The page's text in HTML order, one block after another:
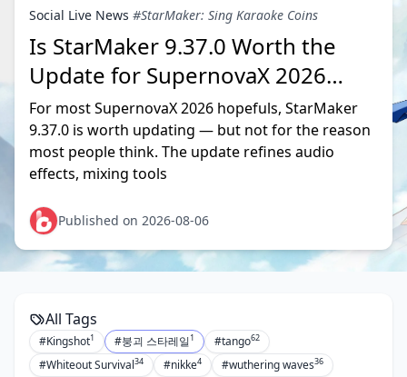
Social Live News #StarMaker: Sing Karaoke Coins
Is StarMaker 9.37.0 Worth the
Update for SupernovaX 2026
Auditions?
For most SupernovaX 2026 hopefuls, StarMaker
9.37.0 is worth updating — but not for the reason
most people think. The update refines audio
effects, mixing tools
Published on 2026-08-06
All Tags
#Kingshot1 #붕괴 스타레일1 #tango62
#Whiteout Survival34 #nikke4 #wuthering waves36